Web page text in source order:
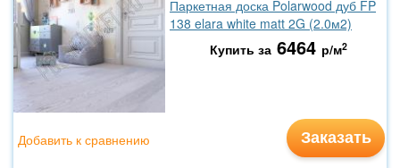
Паркетная доска Polarwood дуб FP
138 elara white matt 2G (2.0м2)
Купить за 6464 р/м2
Заказать
Добавить к сравнению